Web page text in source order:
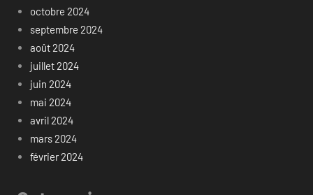
octobre 2024
septembre 2024
août 2024
juillet 2024
juin 2024
mai 2024
avril 2024
mars 2024
février 2024